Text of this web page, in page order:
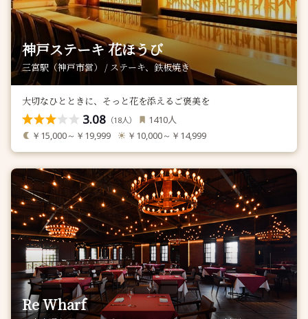
神戸ステーキ 花ほうび
三宮駅（神戸市営） / ステーキ、鉄板焼き
大切なひとときに、そっと花を添えるご褒美を
3.08 （18人） 1410人
￥15,000～￥19,999 ￥10,000～￥14,999
Re Wharf